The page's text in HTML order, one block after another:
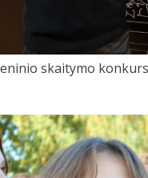
skaitymo